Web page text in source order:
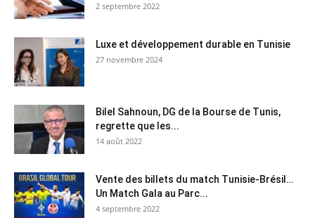
2 septembre 2022
Luxe et développement durable en Tunisie
27 novembre 2024
Bilel Sahnoun, DG de la Bourse de Tunis,
regrette que les...
14 août 2022
Vente des billets du match Tunisie-Brésil…
Un Match Gala au Parc...
4 septembre 2022